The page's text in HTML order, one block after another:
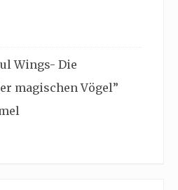
Wings- Die
magischen Vögel”